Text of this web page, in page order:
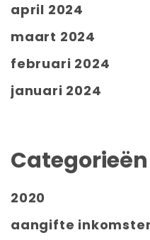
april 2024
maart 2024
februari 2024
januari 2024
Categorieën
2020
aangifte